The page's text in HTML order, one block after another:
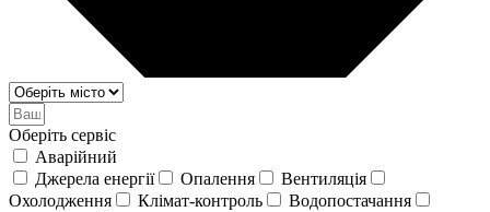
Оберіть сервіс
Аварійний
Джерела енергії
Опалення
Вентиляція
Охолодження
Клімат-контроль
Водопостачання